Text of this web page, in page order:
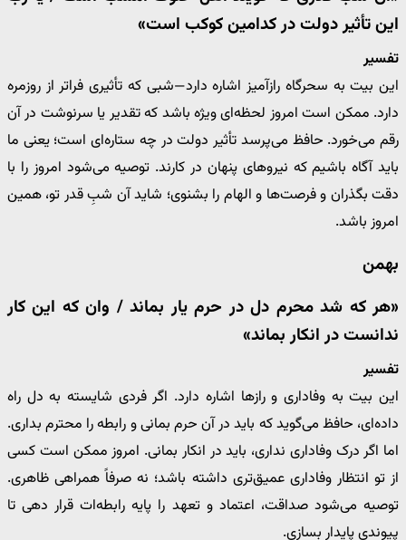
این تأثیر دولت در کدامین کوکب است»
تفسیر
این بیت به سحرگاه رازآمیز اشاره دارد—شبی که تأثیری فراتر از روزمره
دارد. ممکن است امروز لحظه‌ای ویژه باشد که تقدیر یا سرنوشت در آن
رقم می‌خورد. حافظ می‌پرسد تأثیر دولت در چه ستاره‌ای است؛ یعنی ما
باید آگاه باشیم که نیروهای پنهان در کارند. توصیه می‌شود امروز را با
دقت بگذران و فرصت‌ها و الهام را بشنوی؛ شاید آن شبِ قدر تو، همین
امروز باشد.
بهمن
«هر که شد محرم دل در حرم یار بماند / وان که این کار
ندانست در انکار بماند»
تفسیر
این بیت به وفاداری و رازها اشاره دارد. اگر فردی شایسته به دل راه
داده‌ای، حافظ می‌گوید که باید در آن حرم بمانی و رابطه را محترم بداری.
اما اگر درک وفاداری نداری، باید در انکار بمانی. امروز ممکن است کسی
از تو انتظار وفاداری عمیق‌تری داشته باشد؛ نه صرفاً همراهی ظاهری.
توصیه می‌شود صداقت، اعتماد و تعهد را پایه رابطه‌ات قرار دهی تا
پیوندی پایدار بسازی.